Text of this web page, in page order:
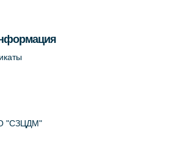
терминал на Большом
"СЗЦДМ"